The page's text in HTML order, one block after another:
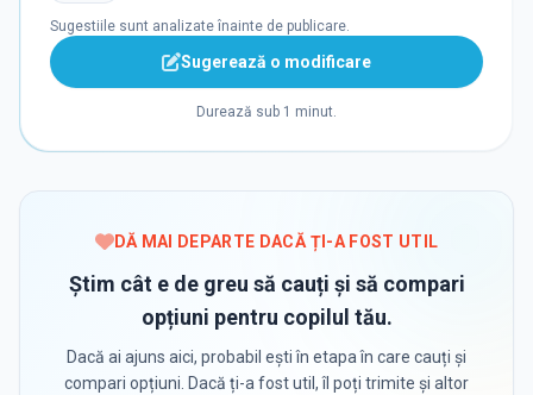
Sugestiile sunt analizate înainte de publicare.
Sugerează o modificare
Durează sub 1 minut.
DĂ MAI DEPARTE DACĂ ȚI-A FOST UTIL
Știm cât e de greu să cauți și să compari
opțiuni pentru copilul tău.
Dacă ai ajuns aici, probabil ești în etapa în care cauți și
compari opțiuni. Dacă ți-a fost util, îl poți trimite și altor